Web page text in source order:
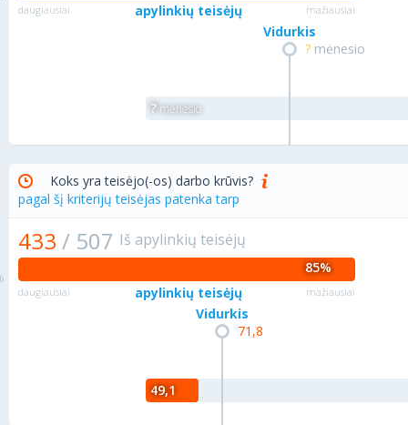
daugiausiai apylinkių teisėjų mažiausiai
? mėnesio
Vidurkis
? mėnesio
Koks yra teisėjo(-os) darbo krūvis?
pagal šį kriterijų teisėjas patenka tarp
433 / 507 Iš apylinkių teisėjų
85%
daugiausiai apylinkių teisėjų mažiausiai
71,8
Vidurkis
49,1